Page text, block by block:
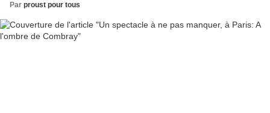
Par proust pour tous